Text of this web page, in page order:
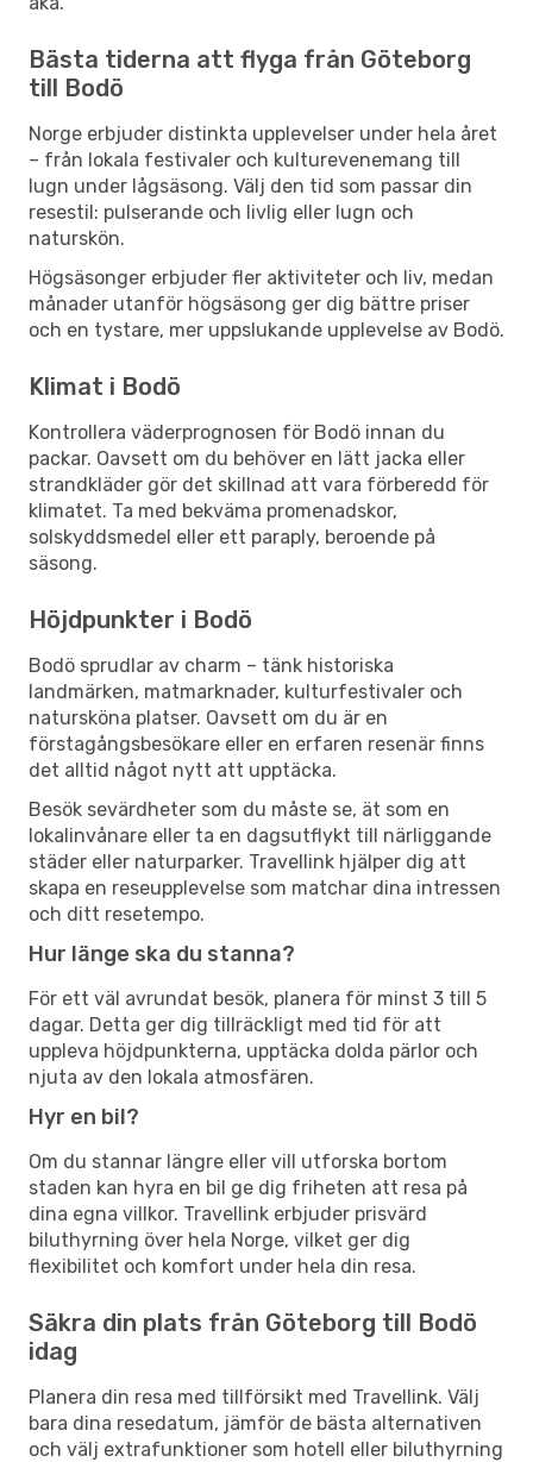
Bästa tiderna att flyga från Göteborg
till Bodö
Norge erbjuder distinkta upplevelser under hela året
– från lokala festivaler och kulturevenemang till
lugn under lågsäsong. Välj den tid som passar din
resestil: pulserande och livlig eller lugn och
naturskön.
Högsäsonger erbjuder fler aktiviteter och liv, medan
månader utanför högsäsong ger dig bättre priser
och en tystare, mer uppslukande upplevelse av Bodö.
Klimat i Bodö
Kontrollera väderprognosen för Bodö innan du
packar. Oavsett om du behöver en lätt jacka eller
strandkläder gör det skillnad att vara förberedd för
klimatet. Ta med bekväma promenadskor,
solskyddsmedel eller ett paraply, beroende på
säsong.
Höjdpunkter i Bodö
Bodö sprudlar av charm – tänk historiska
landmärken, matmarknader, kulturfestivaler och
natursköna platser. Oavsett om du är en
förstagångsbesökare eller en erfaren resenär finns
det alltid något nytt att upptäcka.
Besök sevärdheter som du måste se, ät som en
lokalinvånare eller ta en dagsutflykt till närliggande
städer eller naturparker. Travellink hjälper dig att
skapa en reseupplevelse som matchar dina intressen
och ditt resetempo.
Hur länge ska du stanna?
För ett väl avrundat besök, planera för minst 3 till 5
dagar. Detta ger dig tillräckligt med tid för att
uppleva höjdpunkterna, upptäcka dolda pärlor och
njuta av den lokala atmosfären.
Hyr en bil?
Om du stannar längre eller vill utforska bortom
staden kan hyra en bil ge dig friheten att resa på
dina egna villkor. Travellink erbjuder prisvärd
biluthyrning över hela Norge, vilket ger dig
flexibilitet och komfort under hela din resa.
Säkra din plats från Göteborg till Bodö
idag
Planera din resa med tillförsikt med Travellink. Välj
bara dina resedatum, jämför de bästa alternativen
och välj extrafunktioner som hotell eller biluthyrning